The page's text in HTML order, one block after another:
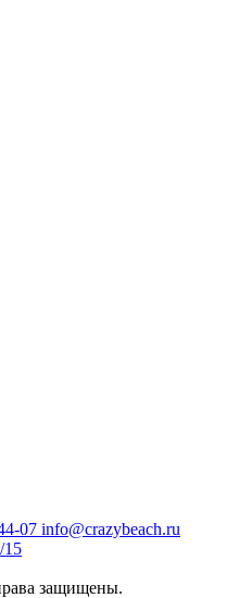
07 info@crazybeach.ru
15
защищены.